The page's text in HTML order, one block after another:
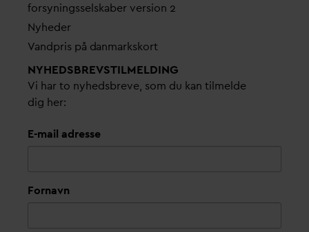
forsyningsselskaber version 2
Nyheder
Vandpris på danmarkskort
NYHEDSBREVS­TILMELDING
Vi har to nyhedsbreve, som du kan tilmelde
dig her:
E-mail adresse
Fornavn